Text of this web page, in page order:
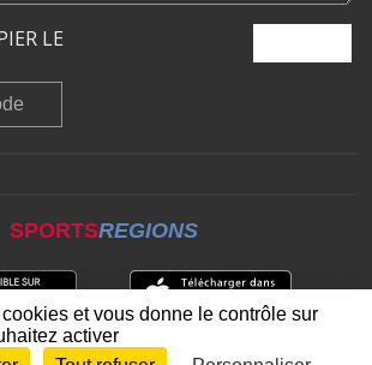
LE
SPORTSREGIONS
et vous donne le contrôle sur
activer